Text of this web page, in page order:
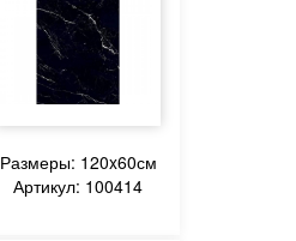
Размеры: 120x60см
Артикул: 100414